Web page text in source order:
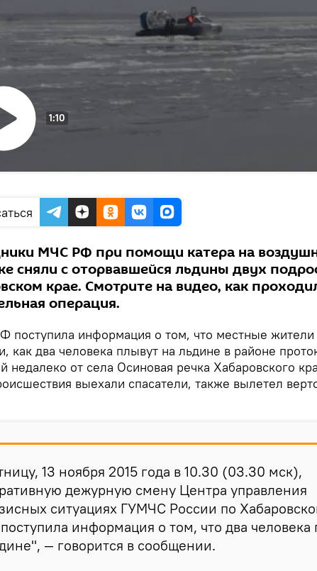
Воспроизвести
1:10
МЧС РФ при помощи катера на
сняли с оторвавшейся льдины двух
крае. Смотрите на видео, как
операция.
поступила информация о том, что местные жители
как два человека плывут на льдине в районе
недалеко от села Осиновая речка Хабаровского
выехали спасатели, также вылетел
13 ноября 2015 года в 10.30 (03.30 мск),
дежурную смену Центра управления
ситуациях ГУМЧС России по
информация о том, что два человека
— говорится в сообщении.